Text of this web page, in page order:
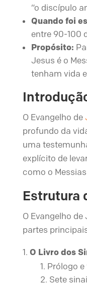
“o discípulo
Quando foi
entre 90-100
Propósito:
Jesus é o
tenham vida
O Evangelho de
profundo da
uma
explícito de
como o
Estrutura
O Evangelho
partes
O Livro dos
Prólogo
Sete